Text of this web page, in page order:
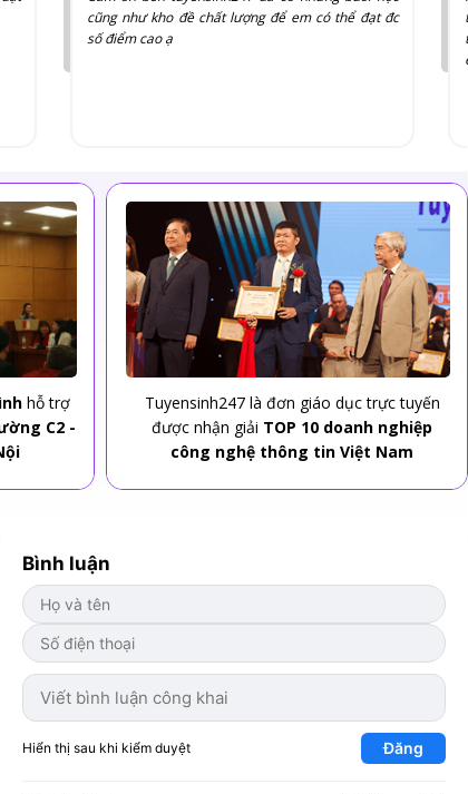
cũng như kho đề chất lượng để em có thể đạt đc
số điểm cao ạ
trên
thao
hỗ trợ
C2 -
Tuyensinh247 là đơn giáo dục trực tuyến
được nhận giải TOP 10 doanh nghiệp
công nghệ thông tin Việt Nam
Bình luận
Hiển thị sau khi kiểm duyệt Đăng